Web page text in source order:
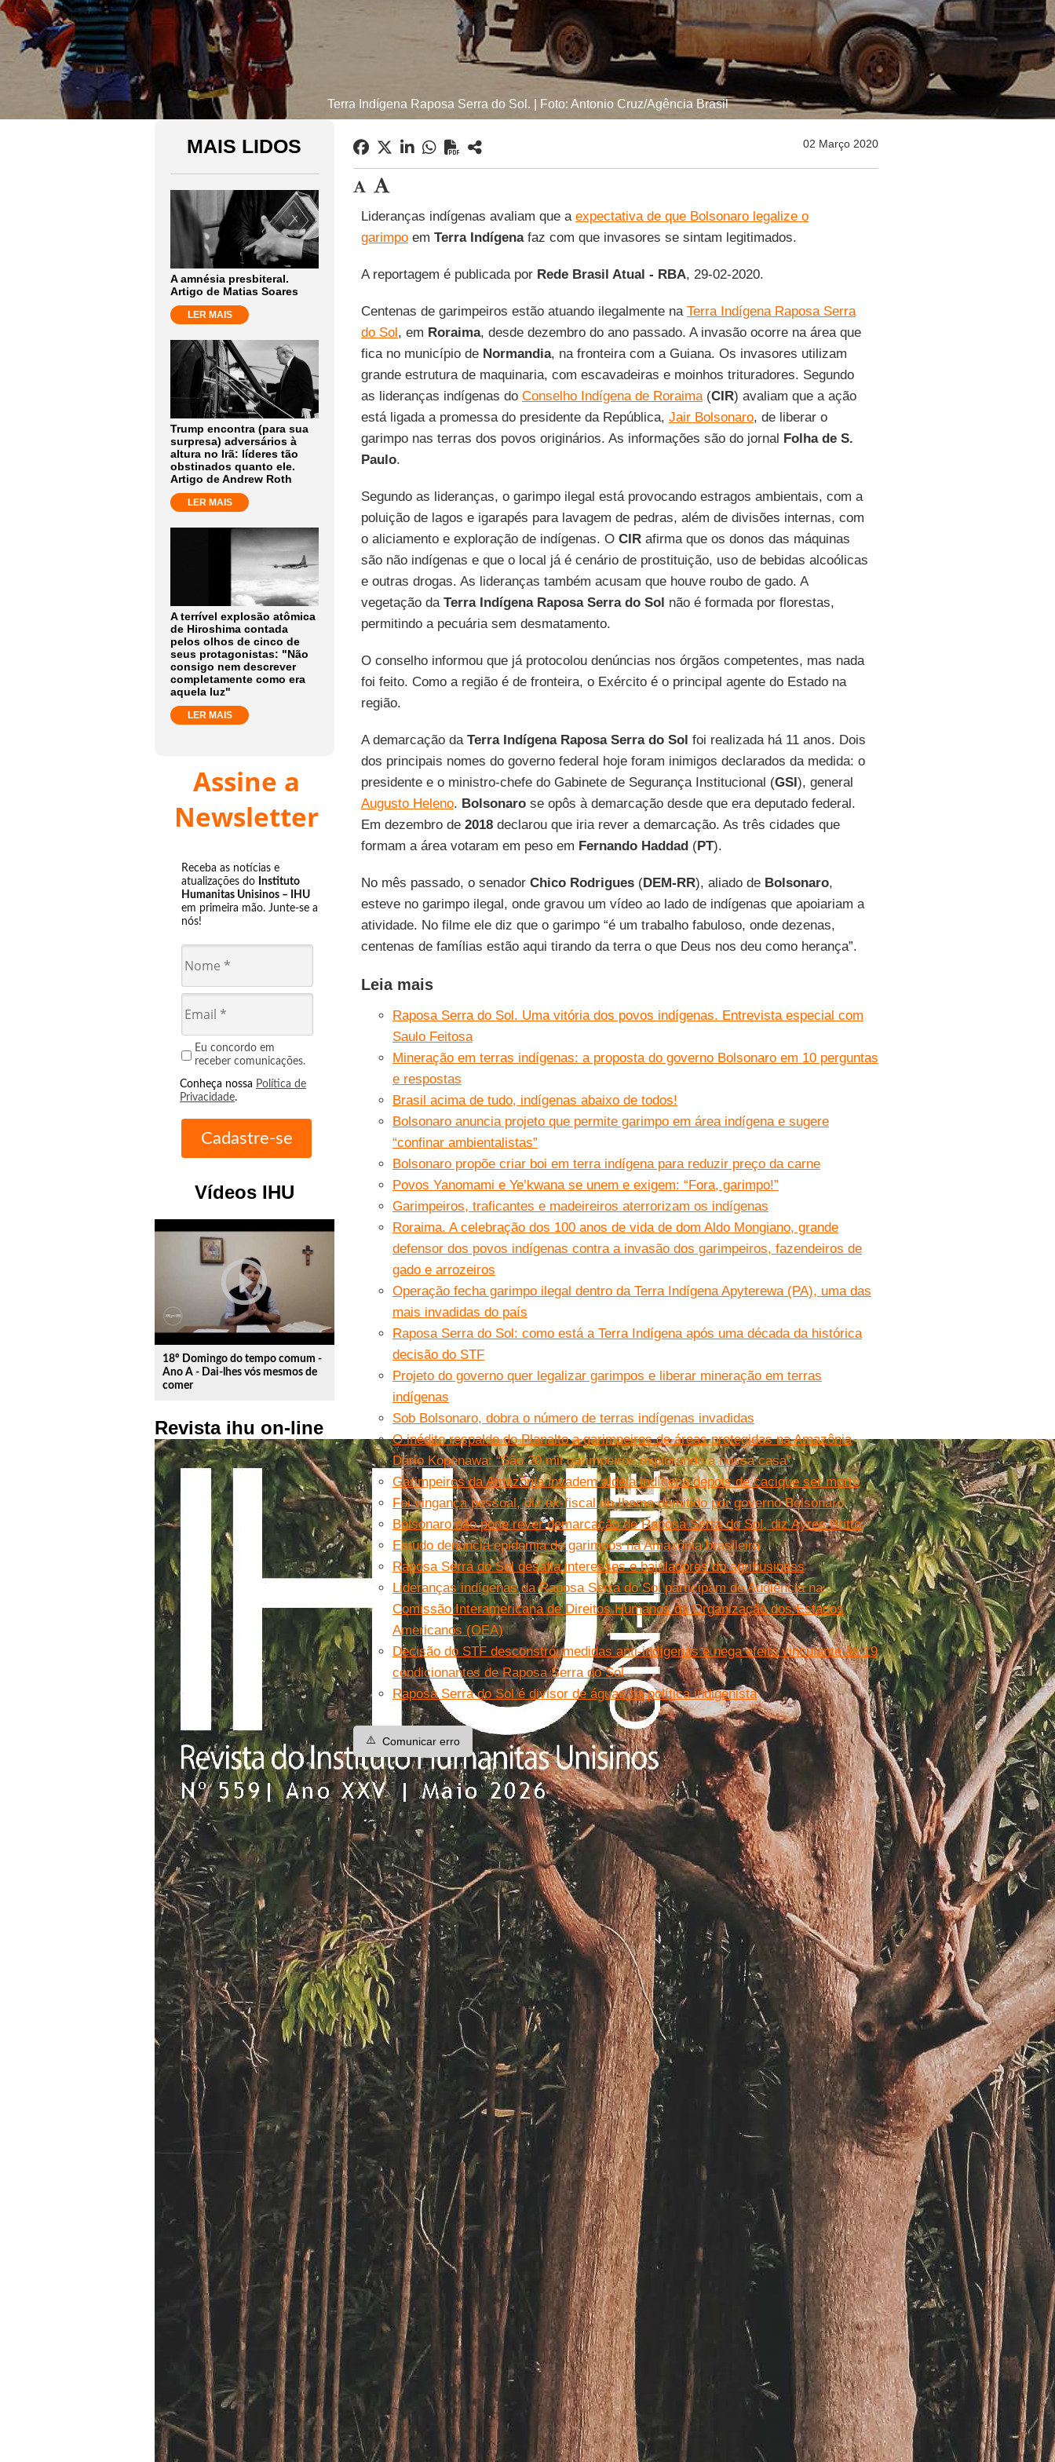
Terra Indígena Raposa Serra do Sol. | Foto: Antonio Cruz/Agência Brasil
MAIS LIDOS
A amnésia presbiteral.
Artigo de Matias Soares
LER MAIS
Trump encontra (para sua
surpresa) adversários à
altura no Irã: líderes tão
obstinados quanto ele.
Artigo de Andrew Roth
LER MAIS
A terrível explosão atômica
de Hiroshima contada
pelos olhos de cinco de
seus protagonistas: "Não
consigo nem descrever
completamente como era
aquela luz"
LER MAIS
Assine a
Newsletter
Receba as notícias e
atualizações do Instituto
Humanitas Unisinos – IHU
em primeira mão. Junte-se a
nós!
Eu concordo em
receber comunicações.
Conheça nossa Política de
Privacidade.
Vídeos IHU
play_circle_outline
18º Domingo do tempo comum -
Ano A - Dai-lhes vós mesmos de
comer
Revista ihu on-line
02 Março 2020
Lideranças indígenas avaliam que a expectativa de que Bolsonaro legalize o
garimpoem Terra Indígenafaz com que invasores se sintam legitimados.
A reportagem é publicada por Rede Brasil Atual - RBA, 29-02-2020.
Centenas de garimpeiros estão atuando ilegalmente na Terra Indígena Raposa Serra
do Sol, em Roraima, desde dezembro do ano passado. A invasão ocorre na área que
fica no município de Normandia, na fronteira com a Guiana. Os invasores utilizam
grande estrutura de maquinaria, com escavadeiras e moinhos trituradores. Segundo
as lideranças indígenas do Conselho Indígena de Roraima(CIR) avaliam que a ação
está ligada a promessa do presidente da República, Jair Bolsonaro, de liberar o
garimpo nas terras dos povos originários. As informações são do jornal Folha de S.
Paulo.
Segundo as lideranças, o garimpo ilegal está provocando estragos ambientais, com a
poluição de lagos e igarapés para lavagem de pedras, além de divisões internas, com
o aliciamento e exploração de indígenas. O CIRafirma que os donos das máquinas
são não indígenas e que o local já é cenário de prostituição, uso de bebidas alcoólicas
e outras drogas. As lideranças também acusam que houve roubo de gado. A
vegetação da Terra Indígena Raposa Serra do Sol não é formada por florestas,
permitindo a pecuária sem desmatamento.
O conselho informou que já protocolou denúncias nos órgãos competentes, mas nada
foi feito. Como a região é de fronteira, o Exército é o principal agente do Estado na
região.
A demarcação da Terra Indígena Raposa Serra do Sol foi realizada há 11 anos. Dois
dos principais nomes do governo federal hoje foram inimigos declarados da medida: o
presidente e o ministro-chefe do Gabinete de Segurança Institucional (GSI), general
Augusto Heleno. Bolsonarose opôs à demarcação desde que era deputado federal.
Em dezembro de 2018declarou que iria rever a demarcação. As três cidades que
formam a área votaram em peso em Fernando Haddad(PT).
No mês passado, o senador Chico Rodrigues(DEM-RR), aliado de Bolsonaro,
esteve no garimpo ilegal, onde gravou um vídeo ao lado de indígenas que apoiariam a
atividade. No filme ele diz que o garimpo “é um trabalho fabuloso, onde dezenas,
centenas de famílias estão aqui tirando da terra o que Deus nos deu como herança”.
Leia mais
Raposa Serra do Sol. Uma vitória dos povos indígenas. Entrevista especial com
Saulo Feitosa
Mineração em terras indígenas: a proposta do governo Bolsonaro em 10 perguntas
e respostas
Brasil acima de tudo, indígenas abaixo de todos!
Bolsonaro anuncia projeto que permite garimpo em área indígena e sugere
“confinar ambientalistas”
Bolsonaro propõe criar boi em terra indígena para reduzir preço da carne
Povos Yanomami e Ye’kwana se unem e exigem: “Fora, garimpo!”
Garimpeiros, traficantes e madeireiros aterrorizam os indígenas
Roraima. A celebração dos 100 anos de vida de dom Aldo Mongiano, grande
defensor dos povos indígenas contra a invasão dos garimpeiros, fazendeiros de
gado e arrozeiros
Operação fecha garimpo ilegal dentro da Terra Indígena Apyterewa (PA), uma das
mais invadidas do país
Raposa Serra do Sol: como está a Terra Indígena após uma década da histórica
decisão do STF
Projeto do governo quer legalizar garimpos e liberar mineração em terras
indígenas
Sob Bolsonaro, dobra o número de terras indígenas invadidas
O inédito respaldo do Planalto a garimpeiros de áreas protegidas na Amazônia
Dário Kopenawa: “São 20 mil garimpeiros explorando a nossa casa”
Garimpeiros da Amazônia invadem aldeia indígena depois de cacique ser morto
Foi vingança pessoal, diz ex-fiscal do Ibama demitido por governo Bolsonaro
Bolsonaro não pode rever demarcação de Raposa Serra do Sol, diz Ayres Britto
Estudo denuncia epidemia de garimpos na Amazônia brasileira
Raposa Serra do Sol desafia interesses e bajuladores do agribusiness
Lideranças indígenas da Raposa Serra do Sol participam de Audiência na
Comissão Interamericana de Direitos Humanos da Organização dos Estados
Americanos (OEA)
Decisão do STF desconstrói medidas anti-indígenas e nega efeito vinculante às 19
condicionantes de Raposa Serra do Sol
Raposa Serra do Sol é divisor de águas na política indigenista
⚠️ Comunicar erro